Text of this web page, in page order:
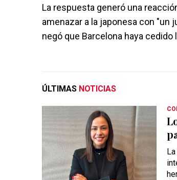
La respuesta generó una
amenazar a la japonesa con "un
negó que Barcelona haya
ÚLTIMAS NOTICIAS